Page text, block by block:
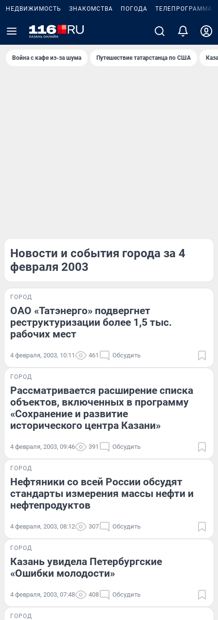
НЕДВИЖИМОСТЬ ЗНАКОМСТВА ПОГОДА ТЕЛЕПРОГРАММА
Война с кафе из-за шума Путешествие татарстанца по США
Новости и события города за 4
февраля 2003
ГОРОД
ОАО «Татэнерго» подвергнет
реструктуризации более 1,5 тыс.
рабочих мест
4 февраля, 2003, 10:11 461 Обсудить
ГОРОД
Рассматривается расширение списка
объектов, включенных в программу
«Сохранение и развитие
исторического центра Казани»
4 февраля, 2003, 09:46 391 Обсудить
ГОРОД
Нефтяники со всей России обсудят
стандарты измерения массы нефти и
нефтепродуктов
4 февраля, 2003, 08:12 307 Обсудить
ГОРОД
Казань увидела Петербургские
«Ошибки молодости»
4 февраля, 2003, 07:48 408 Обсудить
ГОРОД